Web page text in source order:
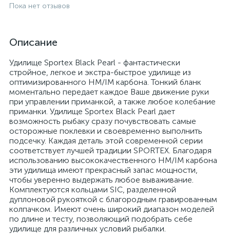
Пока нет отзывов
Описание
Удилище Sportex Black Pearl - фантастически
стройное, легкое и экстра-быстрое удилище из
оптимизированного HM/IM карбона. Тонкий бланк
моментально передает каждое Ваше движение руки
при управлении приманкой, а также любое колебание
приманки. Удилище Sportex Black Pearl дает
возможность рыбаку сразу почувствовать самые
осторожные поклевки и своевременно выполнить
подсечку. Каждая деталь этой современной серии
соответствует лучшей традиции SPORTEX. Благодаря
использованию высококачественного HM/IM карбона
эти удилища имеют прекрасный запас мощности,
чтобы уверенно выдержать любое вываживание.
Комплектуются кольцами SIC, разделенной
дуплоновой рукояткой с благородным гравированным
колпачком. Имеют очень широкий диапазон моделей
по длине и тесту, позволяющий подобрать себе
удилище для различных условий рыбалки.